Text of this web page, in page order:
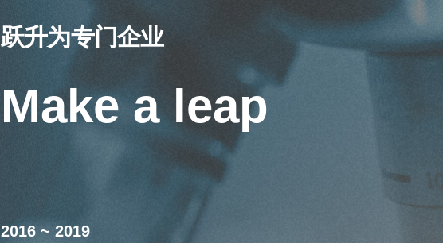
跃升为专门企业
Make a leap
2016 ~ 2019